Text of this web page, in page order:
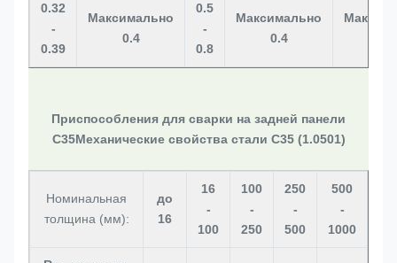
0.32
-
0.39
Максимально
0.4
0.5
-
0.8
Максимально
0.4
Приспособления для сварки на задней панели
C35Механические свойства стали C35 (1.0501)
Номинальная
толщина (мм):
до
16
16
-
100
100
-
250
250
-
500
500
-
1000